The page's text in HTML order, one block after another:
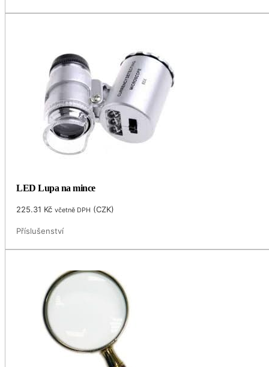
LED Lupa na mince
225.31 Kč včetně DPH (CZK)
Příslušenství